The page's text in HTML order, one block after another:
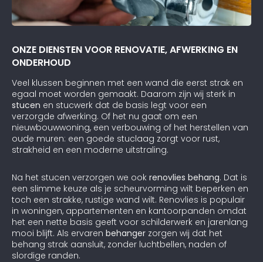
ONZE DIENSTEN VOOR RENOVATIE, AFWERKING EN
ONDERHOUD
Veel klussen beginnen met een wand die eerst strak en
egaal moet worden gemaakt. Daarom zijn wij sterk in
stucen en stucwerk dat de basis legt voor een
verzorgde afwerking. Of het nu gaat om een
nieuwbouwwoning, een verbouwing of het herstellen van
oude muren: een goede stuclaag zorgt voor rust,
strakheid en een moderne uitstraling.
Na het stucen verzorgen we ook renovlies behang. Dat is
een slimme keuze als je scheurvorming wilt beperken en
toch een strakke, rustige wand wilt. Renovlies is populair
in woningen, appartementen en kantoorpanden omdat
het een nette basis geeft voor schilderwerk en jarenlang
mooi blijft. Als ervaren behanger zorgen wij dat het
behang strak aansluit, zonder luchtbellen, naden of
slordige randen.